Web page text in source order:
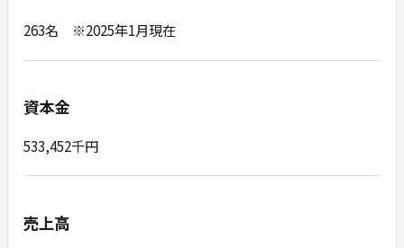
263名 ※2025年1月現在
資本金
533,452千円
売上高